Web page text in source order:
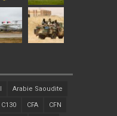
Arabie Saoudite
C130 CFA CFN